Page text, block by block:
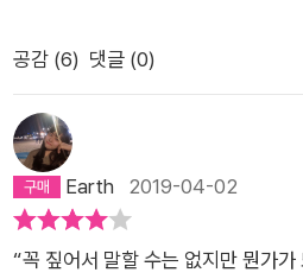
공감 (6) 댓글 (0)
Earth 2019-04-02
“꼭 짚어서 말할 수는 없지만 뭔가